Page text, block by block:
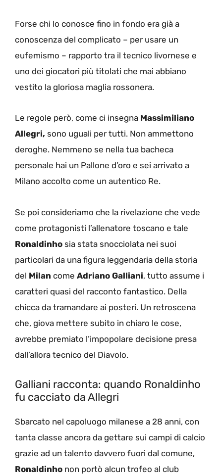
Forse chi lo conosce fino in fondo era già a
conoscenza del complicato – per usare un
eufemismo – rapporto tra il tecnico livornese e
uno dei giocatori più titolati che mai abbiano
vestito la gloriosa maglia rossonera.
Le regole però, come ci insegna Massimiliano
Allegri, sono uguali per tutti. Non ammettono
deroghe. Nemmeno se nella tua bacheca
personale hai un Pallone d’oro e sei arrivato a
Milano accolto come un autentico Re.
Se poi consideriamo che la rivelazione che vede
come protagonisti l’allenatore toscano e tale
Ronaldinho sia stata snocciolata nei suoi
particolari da una figura leggendaria della storia
del Milan come Adriano Galliani, tutto assume i
caratteri quasi del racconto fantastico. Della
chicca da tramandare ai posteri. Un retroscena
che, giova mettere subito in chiaro le cose,
avrebbe premiato l’impopolare decisione presa
dall’allora tecnico del Diavolo.
Galliani racconta: quando Ronaldinho
fu cacciato da Allegri
Sbarcato nel capoluogo milanese a 28 anni, con
tanta classe ancora da gettare sui campi di calcio
grazie ad un talento davvero fuori dal comune,
Ronaldinho non portò alcun trofeo al club